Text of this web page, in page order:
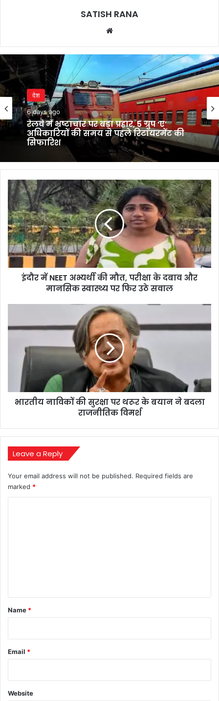
SATISH RANA
देश
6 days ago
रेलवे में भ्रष्टाचार पर बड़ा प्रहार, 5 ग्रुप ‘ए’
अधिकारियों की समय से पहले रिटायरमेंट की
सिफारिश
इंदौर
NEET
अभ्यर्थी
की
मौत,
परीक्षा
के
दबाव
उठे
इंदौर में NEET अभ्यर्थी की मौत, परीक्षा के दबाव और
मानसिक स्वास्थ्य पर फिर उठे सवाल
की
ने
बदलाभारतीय नाविकों की सुरक्षा पर थरूर के बयान ने बदला
राजनीतिक विमर्श
Leave a Reply
Your email address will not be published. Required fields are
marked *
*
Name *
Email *
Website